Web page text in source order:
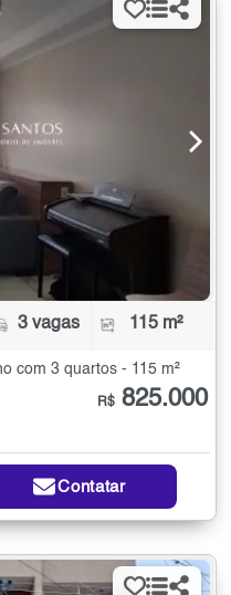
3 vagas 115 m²
com 3 quartos - 115 m²
R$ 825.000
Contatar